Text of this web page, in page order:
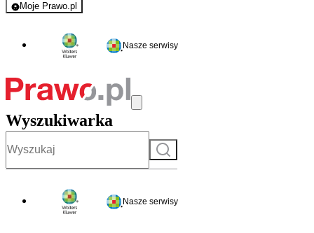
Moje Prawo.pl
- rejestracja i logowanie do serwisu
Nasze serwisy
Wyszukiwarka
Szukaj
Nasze serwisy